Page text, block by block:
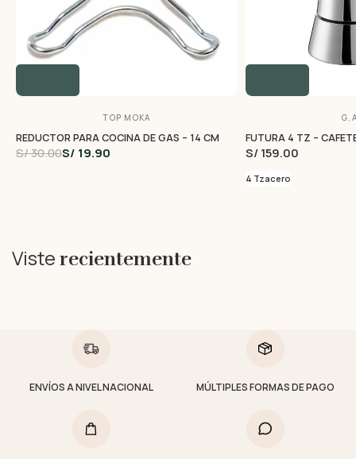
TOP MOKA
REDUCTOR PARA COCINA DE GAS – 14 CM
S/ 30.00S/ 19.90
FUTURA 4 TZ –
S/ 159.00
4 Tzacero
Viste recientemente
ENVÍOS A NIVEL NACIONAL MÚLTIPLES FORMAS DE PAGO